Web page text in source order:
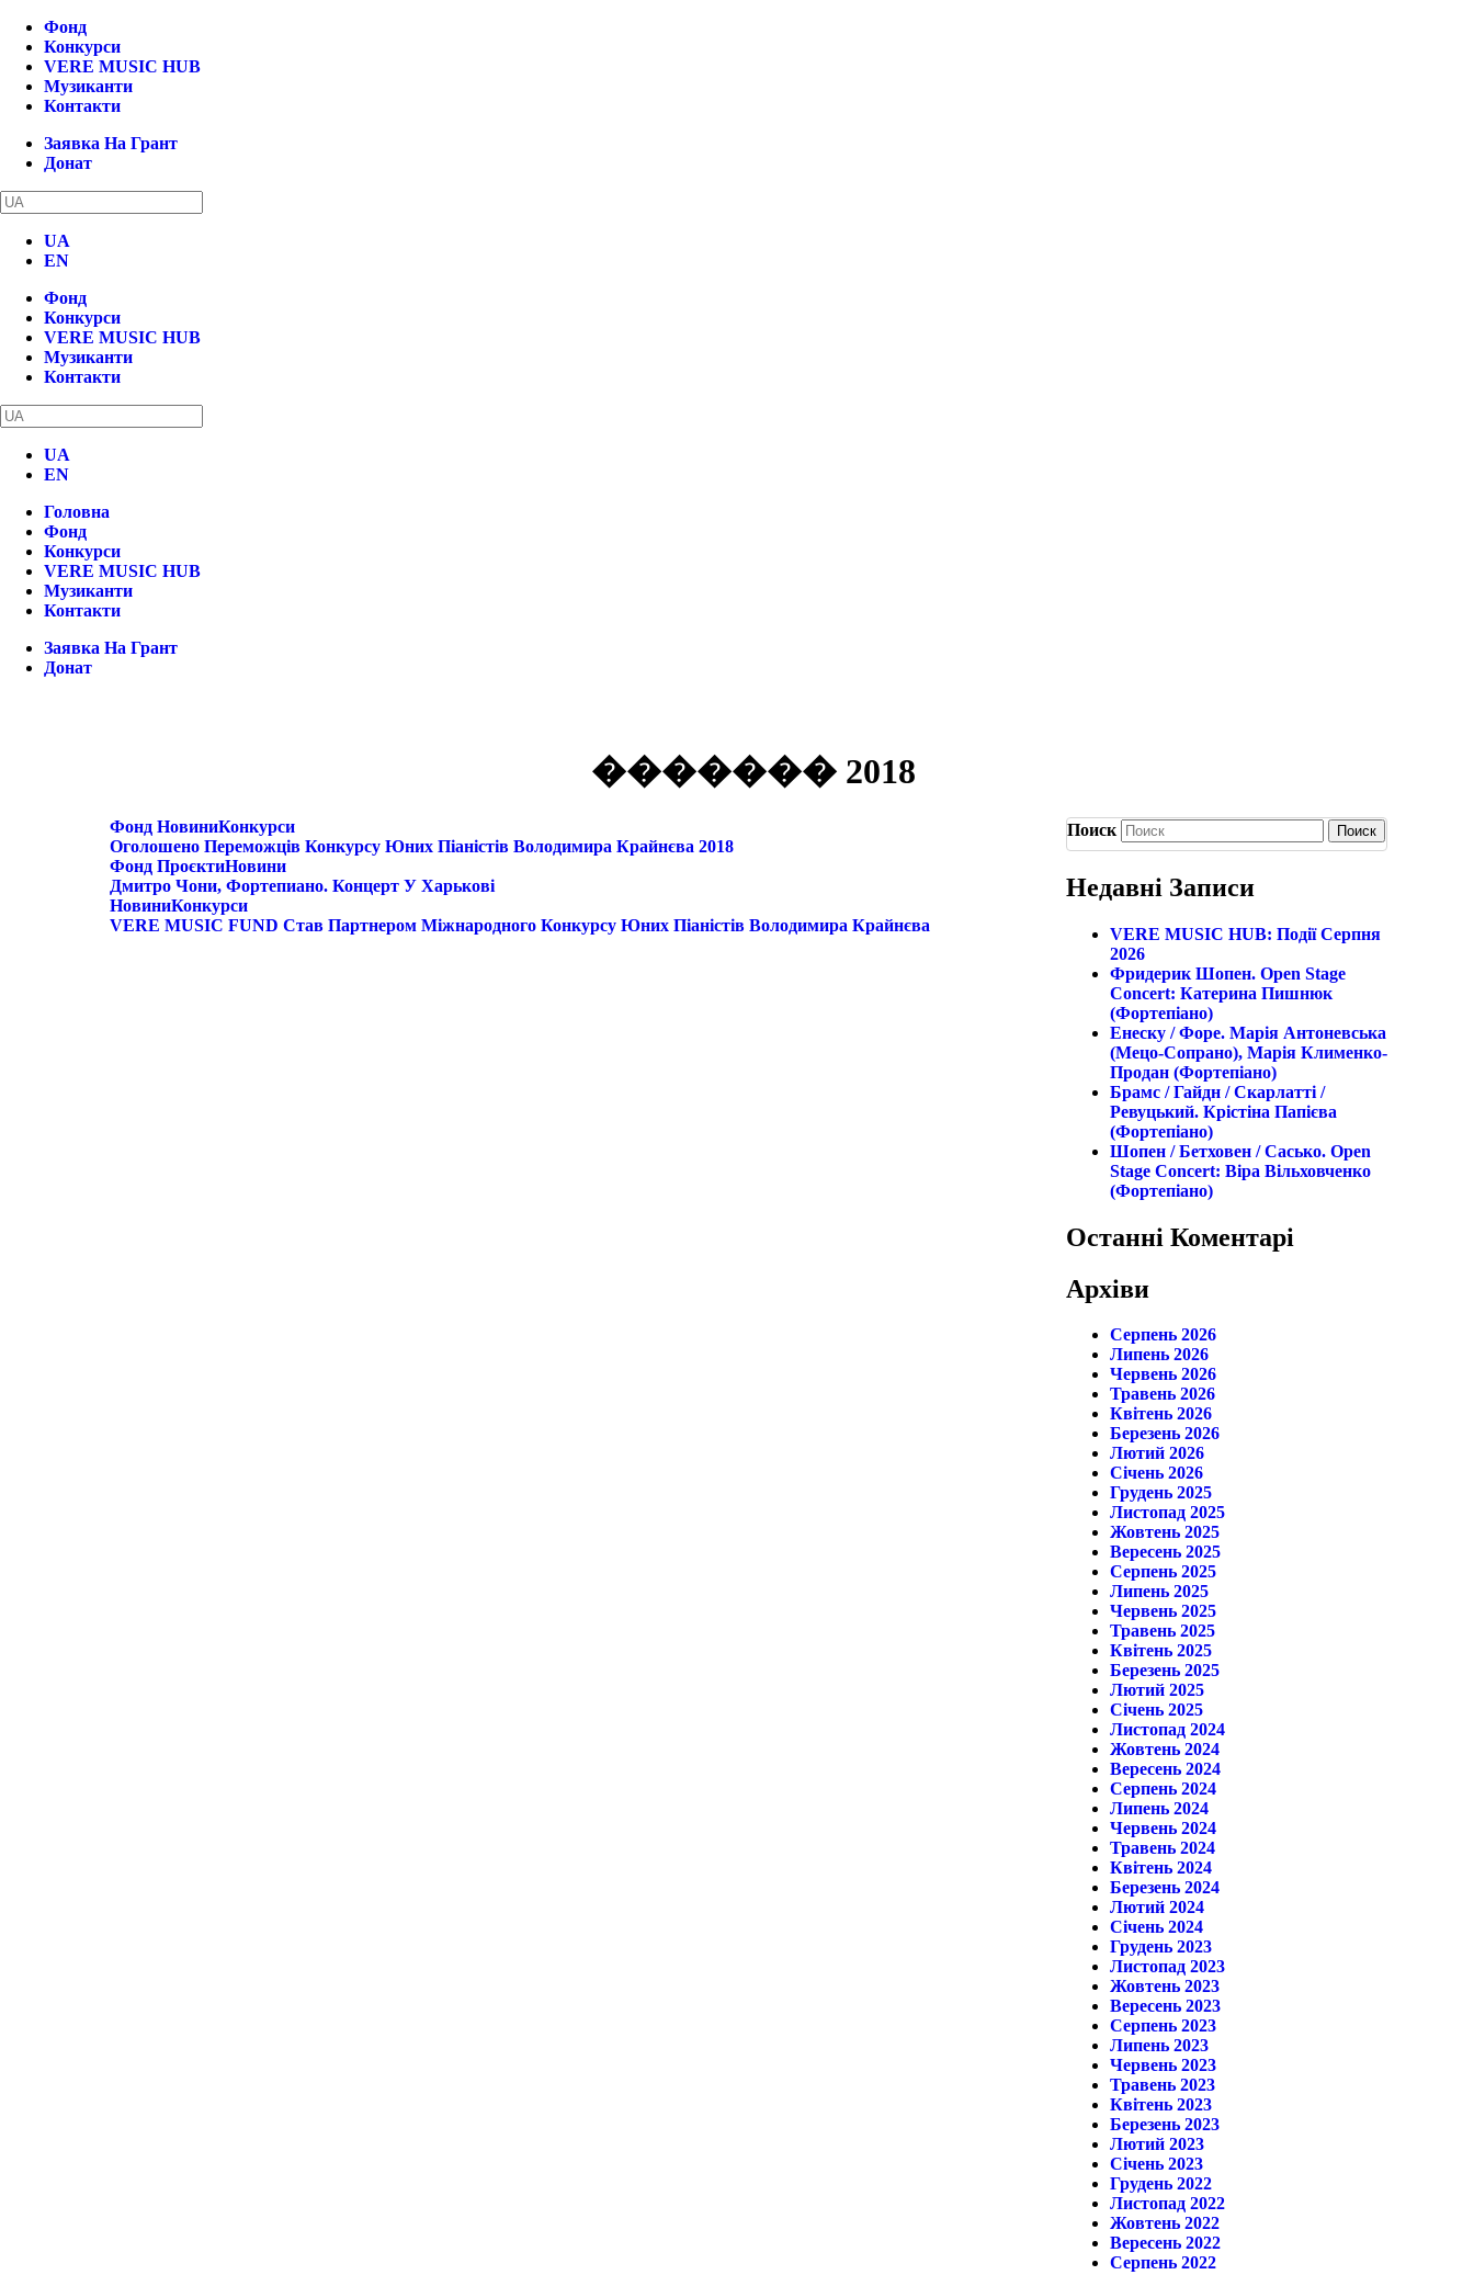
Фонд
Конкурси
VERE MUSIC HUB
Музиканти
Контакти
Заявка На Грант
Донат
UA
EN
Фонд
Конкурси
VERE MUSIC HUB
Музиканти
Контакти
UA
EN
Головна
Фонд
Конкурси
VERE MUSIC HUB
Музиканти
Контакти
Заявка На Грант
Донат
������� 2018
Фонд НовиниКонкурси
Оголошено Переможців Конкурсу Юних Піаністів Володимира Крайнєва 2018
Фонд ПроєктиНовини
Дмитро Чони, Фортепиано. Концерт У Харькові
НовиниКонкурси
VERE MUSIC FUND Став Партнером Міжнародного Конкурсу Юних Піаністів Володимира Крайнєва
Поиск
Недавні Записи
VERE MUSIC HUB: Події Серпня
2026
Фридерик Шопен. Open Stage
Concert: Катерина Пишнюк
(фортепіано)
Енеску / Форе. Марія Антоневська
(мецо-Сопрано), Марія Клименко-
Продан (фортепіано)
Брамс / Гайдн / Скарлатті /
Ревуцький. Крістіна Папієва
(фортепіано)
Шопен / Бетховен / Сасько. Open
Stage Concert: Віра Вільховченко
(фортепіано)
Останні Коментарі
Архіви
Серпень 2026
Липень 2026
Червень 2026
Травень 2026
Квітень 2026
Березень 2026
Лютий 2026
Січень 2026
Грудень 2025
Листопад 2025
Жовтень 2025
Вересень 2025
Серпень 2025
Липень 2025
Червень 2025
Травень 2025
Квітень 2025
Березень 2025
Лютий 2025
Січень 2025
Листопад 2024
Жовтень 2024
Вересень 2024
Серпень 2024
Липень 2024
Червень 2024
Травень 2024
Квітень 2024
Березень 2024
Лютий 2024
Січень 2024
Грудень 2023
Листопад 2023
Жовтень 2023
Вересень 2023
Серпень 2023
Липень 2023
Червень 2023
Травень 2023
Квітень 2023
Березень 2023
Лютий 2023
Січень 2023
Грудень 2022
Листопад 2022
Жовтень 2022
Вересень 2022
Серпень 2022